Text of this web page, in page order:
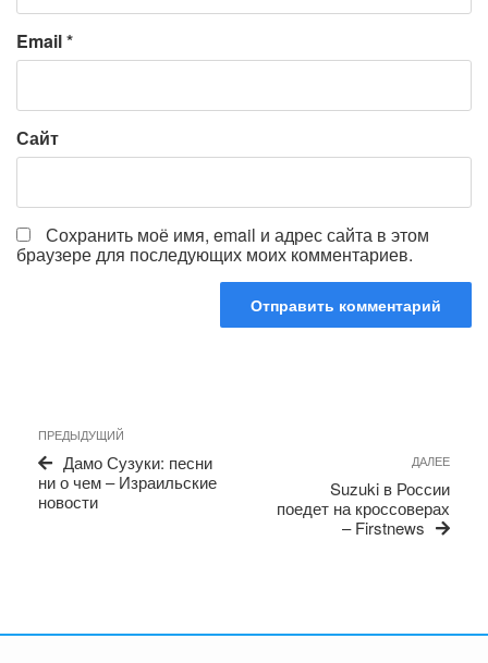
Email*
Сайт
Сохранить моё имя, email и адрес сайта в этом
браузере для последующих моих комментариев.
по
записям
Предыдущая
запись
ПРЕДЫДУЩИЙ
Дамо Сузуки: песни
ни о чем – Израильские
новости
ДАЛЕЕ
Suzuki в России
поедет на кроссоверах
– Firstnews